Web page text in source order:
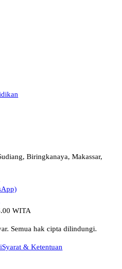
Biringkanaya, Makassar,
WITA
Semua hak cipta dilindungi.
Syarat & Ketentuan